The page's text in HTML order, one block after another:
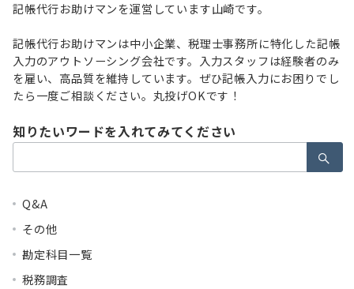
記帳代行お助けマンを運営しています山崎です。
記帳代行お助けマンは中小企業、税理士事務所に特化した記帳
入力のアウトソーシング会社です。入力スタッフは経験者のみ
を雇い、高品質を維持しています。ぜひ記帳入力にお困りでし
たら一度ご相談ください。丸投げOKです！
知りたいワードを入れてみてください
索：
Q&A
その他
勘定科目一覧
税務調査